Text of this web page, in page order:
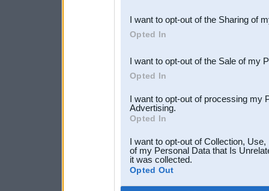
Downstream Participants
third parties.
I want to opt-out of the Sharing of
Opted In
I want to opt-out of the Sale of my
Opted In
I want to opt-out of processing my
Advertising.
Opted In
I want to opt-out of Collection,
of my Personal Data that Is
it was collected.
Opted Out